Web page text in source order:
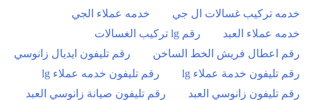
خدمه تركيب غسالات ال جي
خدمه عملاء الجي
خدمه عملاء العبد
رقم lg تركيب الغسالات
رقم اعطال فريش الخط الساخن
رقم تليفون ايديال زانوسي
رقم تليفون خدمة عملاء lg
رقم تليفون خدمه عملاء lg
رقم تليفون زانوسي العبد
رقم تليفون صيانة زانوسي العبد